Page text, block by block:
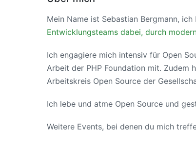
Mein Name ist Sebastian Bergmann,
Entwicklungsteams dabei, durch
Ich engagiere mich intensiv für Open
Arbeit der PHP Foundation mit. Zudem
Arbeitskreis Open Source der
Ich lebe und atme Open Source und
Weitere Events, bei denen du mich